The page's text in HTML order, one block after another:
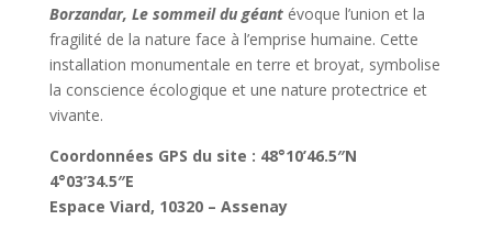
Borzandar, Le sommeil du géant évoque l’union et la
fragilité de la nature face à l’emprise humaine. Cette
installation monumentale en terre et broyat, symbolise
la conscience écologique et une nature protectrice et
vivante.
Coordonnées GPS du site : 48°10’46.5″N
4°03’34.5″E
Espace Viard, 10320 – Assenay